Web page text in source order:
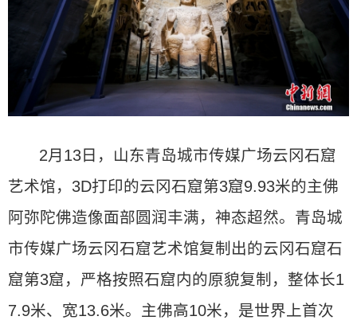
2月13日，山东青岛城市传媒广场云冈石窟
艺术馆，3D打印的云冈石窟第3窟9.93米的主佛
阿弥陀佛造像面部圆润丰满，神态超然。青岛城
市传媒广场云冈石窟艺术馆复制出的云冈石窟石
窟第3窟，严格按照石窟内的原貌复制，整体长1
7.9米、宽13.6米。主佛高10米，是世界上首次